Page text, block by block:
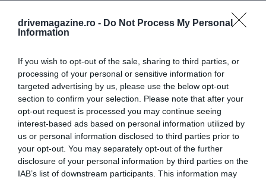
drivemagazine.ro - Do Not Process My Personal
Information
If you wish to opt-out of the sale, sharing to third parties, or
processing of your personal or sensitive information for
targeted advertising by us, please use the below opt-out
section to confirm your selection. Please note that after your
opt-out request is processed you may continue seeing
interest-based ads based on personal information utilized by
us or personal information disclosed to third parties prior to
your opt-out. You may separately opt-out of the further
disclosure of your personal information by third parties on the
IAB’s list of downstream participants. This information may